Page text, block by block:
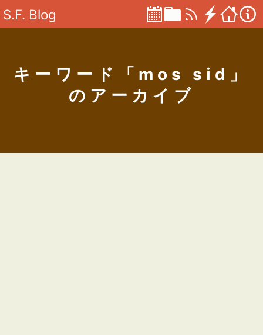
S.F. Blog
キーワード「mos sid」
のアーカイブ